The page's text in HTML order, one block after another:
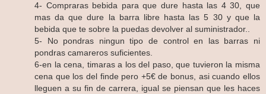
4- Compraras bebida para que dure hasta las 4 30, que
mas da que dure la barra libre hasta las 5 30 y que la
bebida que te sobre la puedas devolver al suministrador..
5- No pondras ningun tipo de control en las barras ni
pondras camareros suficientes.
6-en la cena, timaras a los del paso, que tuvieron la misma
cena que los del finde pero +5€ de bonus, asi cuando ellos
lleguen a su fin de carrera, igual se piensan que les haces